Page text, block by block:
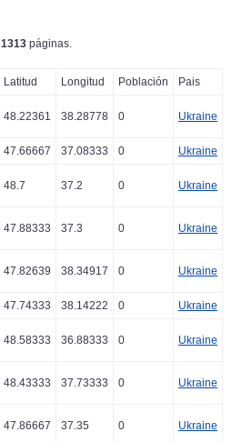
1313 páginas.
Latitud Longitud Población Pais
48.22361 38.28778 0 Ukraine
47.66667 37.08333 0 Ukraine
48.7 37.2 0 Ukraine
47.88333 37.3 0 Ukraine
47.82639 38.34917 0 Ukraine
47.74333 38.14222 0 Ukraine
48.58333 36.88333 0 Ukraine
48.43333 37.73333 0 Ukraine
47.86667 37.35 0 Ukraine